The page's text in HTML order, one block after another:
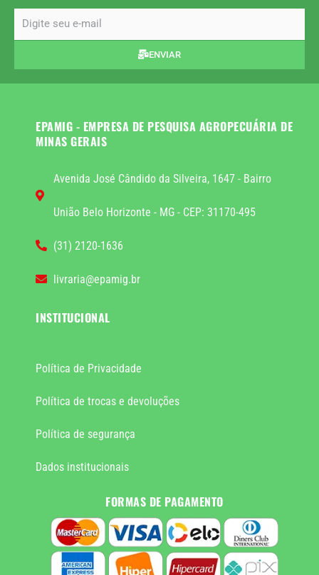
ENVIAR
EPAMIG - EMPRESA DE PESQUISA AGROPECUÁRIA DE
MINAS GERAIS
Avenida José Cândido da Silveira, 1647 - Bairro
União Belo Horizonte - MG - CEP: 31170-495
(31) 2120-1636
livraria@epamig.br
INSTITUCIONAL
Política de Privacidade
Política de trocas e devoluções
Política de segurança
Dados institucionais
FORMAS DE PAGAMENTO